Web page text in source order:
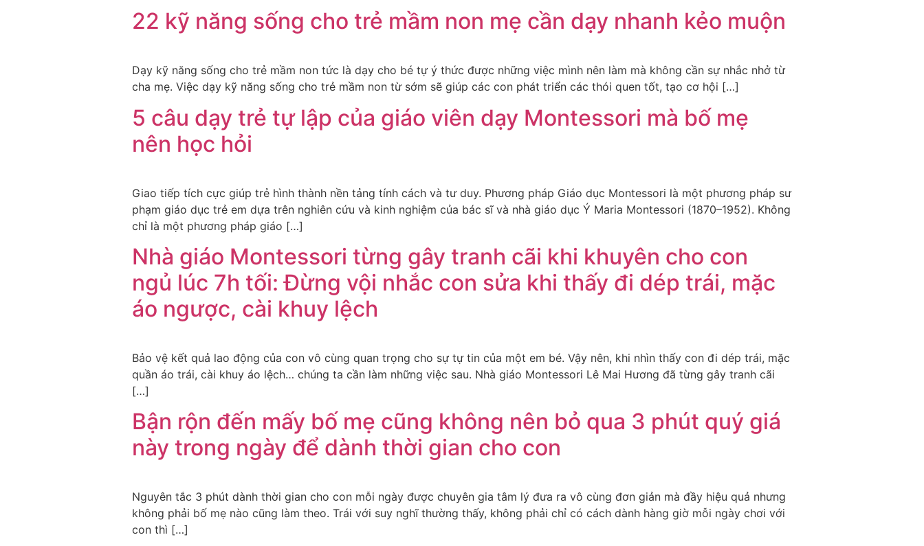
22 kỹ năng sống cho trẻ mầm non mẹ cần dạy nhanh kẻo muộn
Dạy kỹ năng sống cho trẻ mầm non tức là dạy cho bé tự ý thức được những việc mình nên làm mà không cần sự nhắc nhở từ
cha mẹ. Việc dạy kỹ năng sống cho trẻ mầm non từ sớm sẽ giúp các con phát triển các thói quen tốt, tạo cơ hội […]
5 câu dạy trẻ tự lập của giáo viên dạy Montessori mà bố mẹ
nên học hỏi
Giao tiếp tích cực giúp trẻ hình thành nền tảng tính cách và tư duy. Phương pháp Giáo dục Montessori là một phương pháp sư
phạm giáo dục trẻ em dựa trên nghiên cứu và kinh nghiệm của bác sĩ và nhà giáo dục Ý Maria Montessori (1870–1952). Không
chỉ là một phương pháp giáo […]
Nhà giáo Montessori từng gây tranh cãi khi khuyên cho con
ngủ lúc 7h tối: Đừng vội nhắc con sửa khi thấy đi dép trái, mặc
áo ngược, cài khuy lệch
Bảo vệ kết quả lao động của con vô cùng quan trọng cho sự tự tin của một em bé. Vậy nên, khi nhìn thấy con đi dép trái, mặc
quần áo trái, cài khuy áo lệch… chúng ta cần làm những việc sau. Nhà giáo Montessori Lê Mai Hương đã từng gây tranh cãi
[…]
Bận rộn đến mấy bố mẹ cũng không nên bỏ qua 3 phút quý giá
này trong ngày để dành thời gian cho con
Nguyên tắc 3 phút dành thời gian cho con mỗi ngày được chuyên gia tâm lý đưa ra vô cùng đơn giản mà đầy hiệu quả nhưng
không phải bố mẹ nào cũng làm theo. Trái với suy nghĩ thường thấy, không phải chỉ có cách dành hàng giờ mỗi ngày chơi với
con thì […]